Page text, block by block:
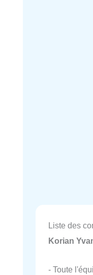
Liste des
Korian
- Toute